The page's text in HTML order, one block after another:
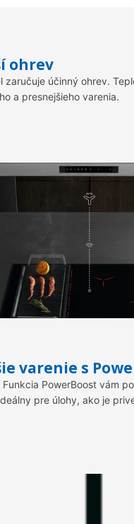
ohrev
účinný ohrev.
a presnejšieho varenia.
varenie s
PowerBoost vám
pre úlohy, ako je